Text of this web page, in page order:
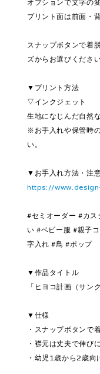
オプションで文字の
プリント面は前面・
スナップボタンで着
ズからお選びください
▼プリント方法
▽インクジェット
生地になじんだ自然
※お手入れや保管時
い。
▼お手入れ方法・注
https://
#セミオーダー #カ
い #ベビー服 #親子
字入れ #鳥 #ポップ
▼作品タイトル
「ヒヨコ計画（サン
▼仕様
・スナップボタンで
・襟元は丈夫で伸び
・幼児1歳から2歳向